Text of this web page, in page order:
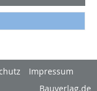
Impressum
Bauverlag.de